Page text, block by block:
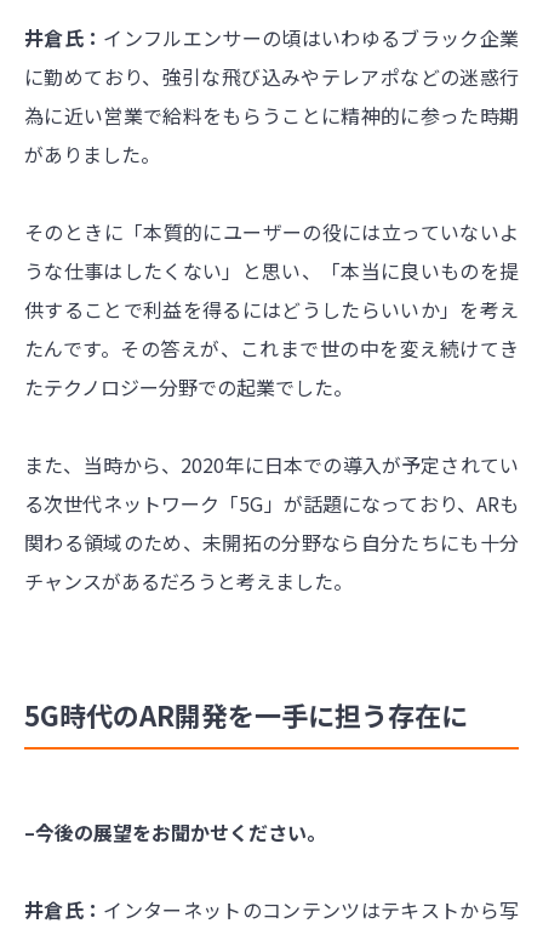
井倉氏： インフルエンサーの頃はいわゆるブラック企業
に勤めており、強引な飛び込みやテレアポなどの迷惑行
為に近い営業で給料をもらうことに精神的に参った時期
がありました。
そのときに「本質的にユーザーの役には立っていないよ
うな仕事はしたくない」と思い、「本当に良いものを提
供することで利益を得るにはどうしたらいいか」を考え
たんです。その答えが、これまで世の中を変え続けてき
たテクノロジー分野での起業でした。
また、当時から、2020年に日本での導入が予定されてい
る次世代ネットワーク「5G」が話題になっており、ARも
関わる領域のため、未開拓の分野なら自分たちにも十分
チャンスがあるだろうと考えました。
5G時代のAR開発を一手に担う存在に
–今後の展望をお聞かせください。
井倉氏： インターネットのコンテンツはテキストから写